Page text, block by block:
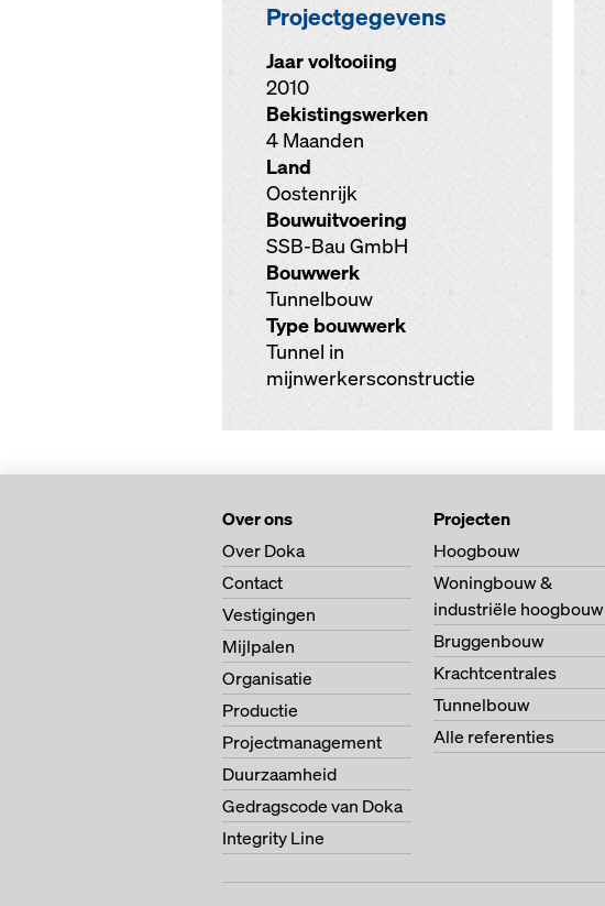
Projectgegevens
Jaar voltooiing
2010
Bekistingswerken
4 Maanden
Land
Oostenrijk
Bouwuitvoering
SSB-Bau GmbH
Bouwwerk
Tunnelbouw
Type bouwwerk
Tunnel in
mijnwerkersconstructie
Over ons
Over Doka
Contact
Vestigingen
Mijlpalen
Organisatie
Productie
Projectmanagement
Duurzaamheid
Gedragscode van Doka
Integrity Line
Projecten
Hoogbouw
Woningbouw &
industriële hoogbouw
Bruggenbouw
Krachtcentrales
Tunnelbouw
Alle referenties